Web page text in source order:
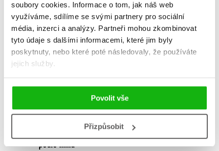
soubory cookies. Informace o tom, jak náš web
využíváme, sdílíme se svými partnery pro sociální
média, inzerci a analýzy. Partneři mohou zkombinovat
tyto údaje s dalšími informacemi, které jim byly
poskytnuty, nebo které poté následovaly, že používáte
jejich služby.
Povolit vše
Přizpůsobit
Odvážná Vaiana 2 - Příběh
podle filmu